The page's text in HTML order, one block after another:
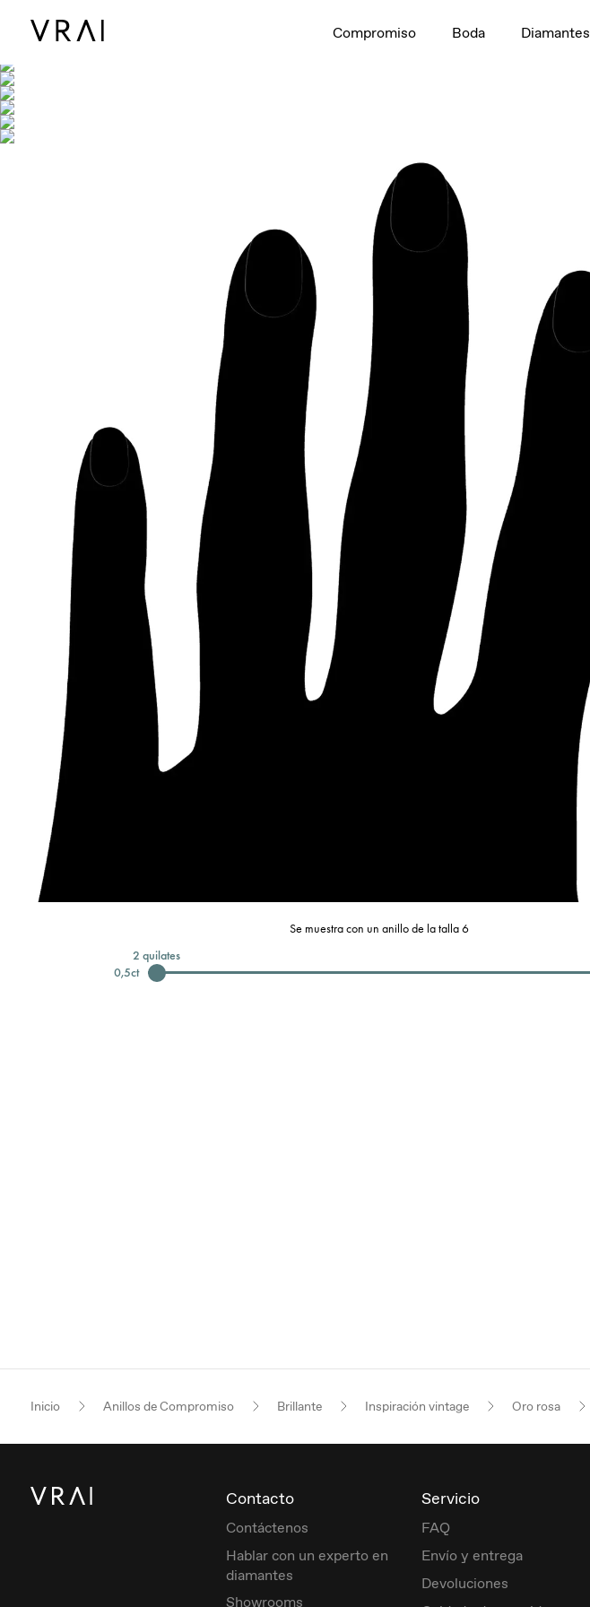
Compromiso Boda Diamantes
Se muestra con un anillo de la talla 6
0,5ct
2 quilates
Inicio Anillos de Compromiso Brillante Inspiración vintage Oro rosa
Contacto
Contáctenos
Hablar con un experto en
diamantes
Showrooms
Servicio
FAQ
Envío y entrega
Devoluciones